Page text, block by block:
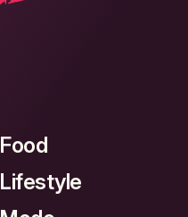
Food
Lifestyle